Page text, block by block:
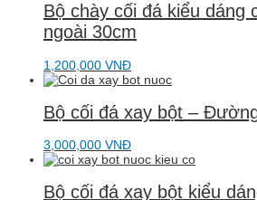
Bộ chày cối đá kiểu dáng
ngoài 30cm
1,200,000 VNĐ
Bộ cối đá xay bột –
3,000,000 VNĐ
Bộ cối đá xay bột kiểu